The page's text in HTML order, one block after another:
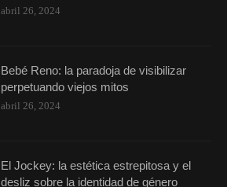
abril 26, 2024
Bebé Reno: la paradoja de visibilizar
perpetuando viejos mitos
abril 26, 2024
El Jockey: la estética estrepitosa y el
desliz sobre la identidad de género